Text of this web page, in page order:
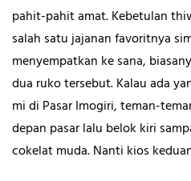
pahit-pahit amat. Kebetulan
salah satu jajanan favoritnya
menyempatkan ke sana,
dua ruko tersebut. Kalau ada
mi di Pasar Imogiri, teman-
depan pasar lalu belok kiri
cokelat muda. Nanti kios